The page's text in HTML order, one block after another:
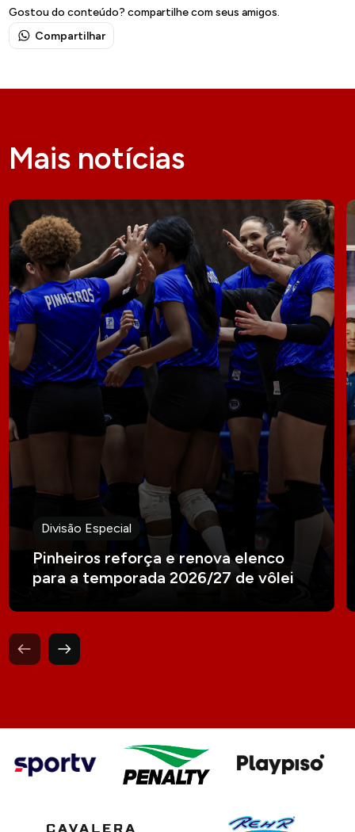
Gostou do conteúdo? compartilhe com seus amigos.
Compartilhar
Mais notícias
Divisão Especial
Pinheiros reforça e renova elenco
para a temporada 2026/27 de vôlei